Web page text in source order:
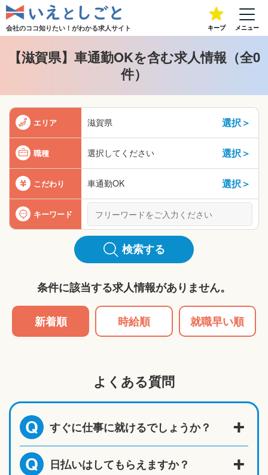
会社のココ知りたい！がわかる求人サイト キープ メニュー
【滋賀県】車通勤OKを含む求人情報（全0
件）
エリア 滋賀県 選択＞
職種 選択してください 選択＞
こだわり 車通勤OK 選択＞
キーワード
検索する
条件に該当する求人情報がありません。
新着順 時給順 就職早い順
よくある質問
Q すぐに仕事に就けるでしょうか？
Q 日払いはしてもらえますか？